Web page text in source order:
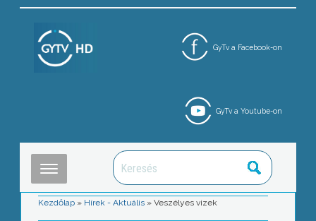
GyTv a Facebook-on
GyTv a Youtube-on
Kezdőlap » Hírek - Aktuális »Veszélyes vizek